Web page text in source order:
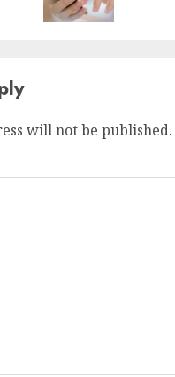
will not be published.